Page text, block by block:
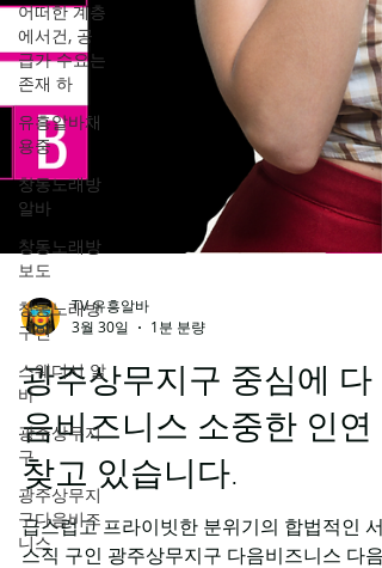
어떠한 계층
에서건, 공
급가 수요는
존재 하
유흥알바채
용중
창동노래방
알바
창동노래방
보도
창동노래방
구인
스웨디시 알
바
광주상무지
구
광주상무지
구다음비즈
니스
TV 유흥알바
3월 30일
1분 분량
광주상무지구 중심에 다
음비즈니스 소중한 인연